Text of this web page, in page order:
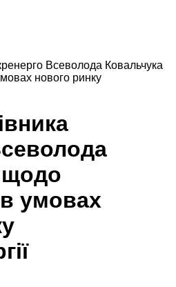
Всеволода Ковальчука
нового ринку
щодо
в умовах